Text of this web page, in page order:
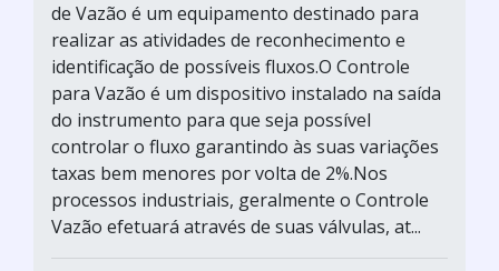
de Vazão é um equipamento destinado para
realizar as atividades de reconhecimento e
identificação de possíveis fluxos.O Controle
para Vazão é um dispositivo instalado na saída
do instrumento para que seja possível
controlar o fluxo garantindo às suas variações
taxas bem menores por volta de 2%.Nos
processos industriais, geralmente o Controle
Vazão efetuará através de suas válvulas, at...